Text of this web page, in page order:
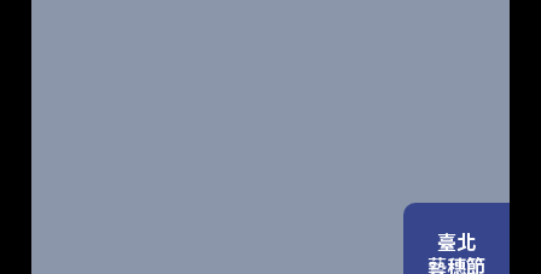
臺北
藝穗節